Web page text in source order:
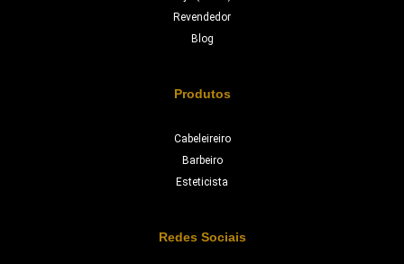
Revendedor
Blog
Produtos
Cabeleireiro
Barbeiro
Esteticista
Redes Sociais